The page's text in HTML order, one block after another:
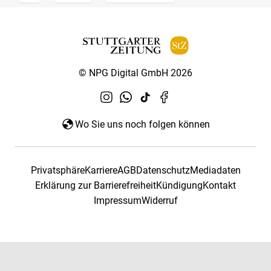
© NPG Digital GmbH 2026
Wo Sie uns noch folgen können
PrivatsphäreKarriereAGBDatenschutzMediadaten
Erklärung zur BarrierefreiheitKündigungKontakt
ImpressumWiderruf